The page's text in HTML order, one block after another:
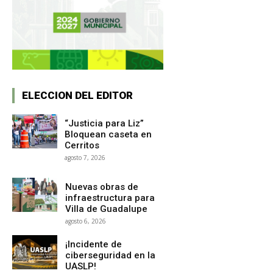
ELECCION DEL EDITOR
“Justicia para Liz”
Bloquean caseta en
Cerritos
agosto 7, 2026
Nuevas obras de
infraestructura para
Villa de Guadalupe
agosto 6, 2026
¡Incidente de
ciberseguridad en la
UASLP!